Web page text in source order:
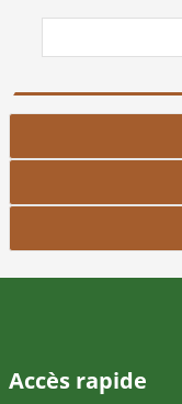
Accès rapide